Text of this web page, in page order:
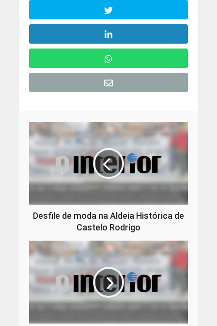
Desfile de moda na Aldeia Histórica de
Castelo Rodrigo